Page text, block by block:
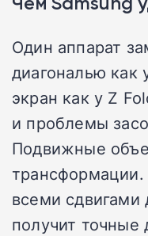
Один аппарат
диагональю как
экран как у Z
и проблемы
Подвижные
всеми сдвигами
получит